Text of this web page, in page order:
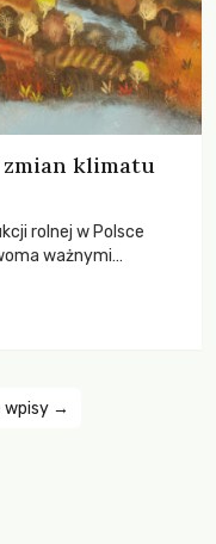
klimatu
rolnej w Polsce
ważnymi
to będzie
wpisy →